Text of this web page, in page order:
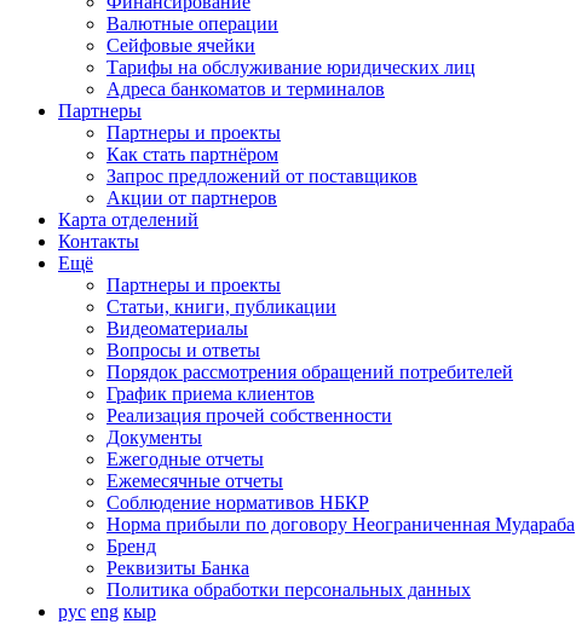
Валютные операции
Сейфовые ячейки
Тарифы на обслуживание юридических лиц
Адреса банкоматов и терминалов
Партнеры
Партнеры и проекты
Как стать партнёром
Запрос предложений от поставщиков
Акции от партнеров
Карта отделений
Контакты
Ещё
Партнеры и проекты
Статьи, книги, публикации
Видеоматериалы
Вопросы и ответы
Порядок рассмотрения обращений потребителей
График приема клиентов
Реализация прочей собственности
Документы
Ежегодные отчеты
Ежемесячные отчеты
Соблюдение нормативов НБКР
Норма прибыли по договору Неограниченная Мудараба
Бренд
Реквизиты Банка
Политика обработки персональных данных
рус eng кыр